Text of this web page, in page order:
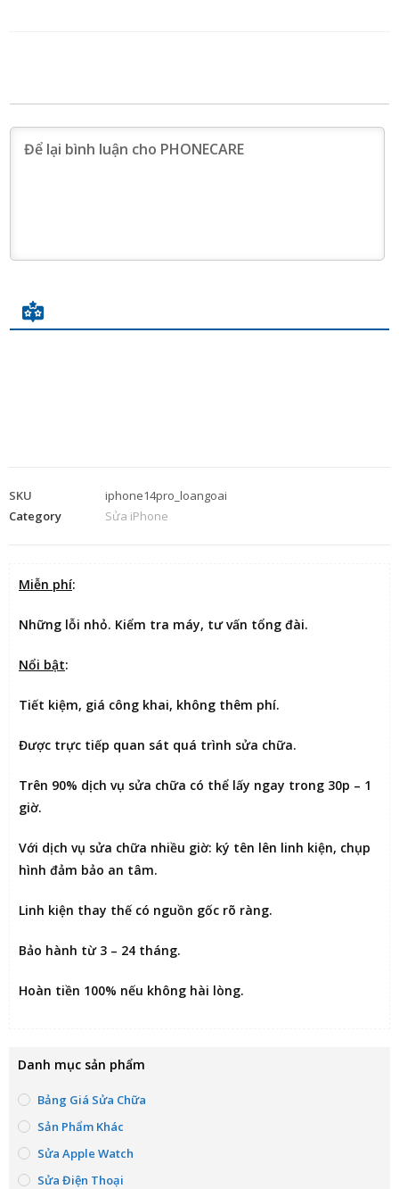
SKU
iphone14pro_loangoai
Category
Sửa iPhone
Miễn phí:
Những lỗi nhỏ. Kiểm tra máy, tư vấn tổng đài.
Nổi bật:
Tiết kiệm, giá công khai, không thêm phí.
Được trực tiếp quan sát quá trình sửa chữa.
Trên 90% dịch vụ sửa chữa có thể lấy ngay trong 30p – 1
giờ.
Với dịch vụ sửa chữa nhiều giờ: ký tên lên linh kiện, chụp
hình đảm bảo an tâm.
Linh kiện thay thế có nguồn gốc rõ ràng.
Bảo hành từ 3 – 24 tháng.
Hoàn tiền 100% nếu không hài lòng.
Danh mục sản phẩm
Bảng Giá Sửa Chữa
Sản Phẩm Khác
Sửa Apple Watch
Sửa Điện Thoại